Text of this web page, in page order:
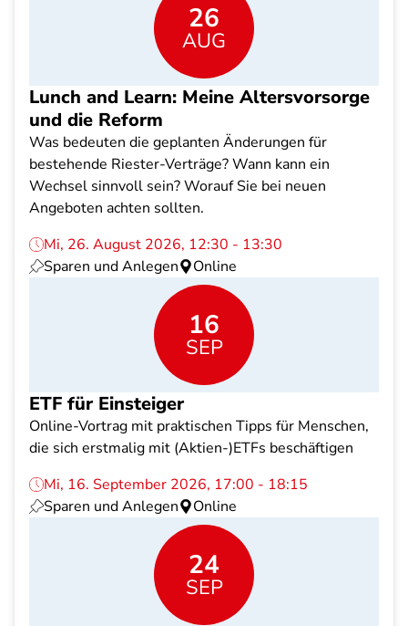
26
AUG
Lunch and Learn: Meine Altersvorsorge
und die Reform
Was bedeuten die geplanten Änderungen für
bestehende Riester-Verträge? Wann kann ein
Wechsel sinnvoll sein? Worauf Sie bei neuen
Angeboten achten sollten.
Mi, 26. August 2026, 12:30 - 13:30
Sparen und Anlegen
Online
16
SEP
ETF für Einsteiger
Online-Vortrag mit praktischen Tipps für Menschen,
die sich erstmalig mit (Aktien-)ETFs beschäftigen
Mi, 16. September 2026, 17:00 - 18:15
Sparen und Anlegen
Online
24
SEP